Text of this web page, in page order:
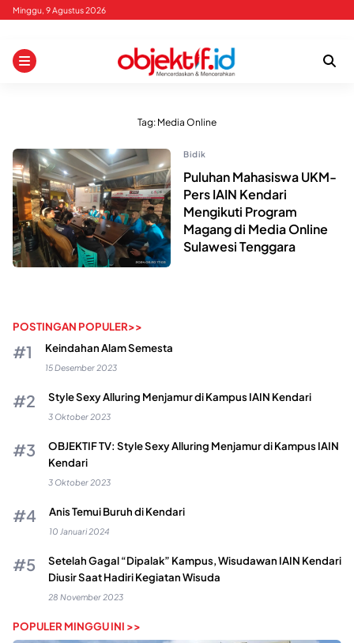
Skip
content
Minggu, 9 Agustus 2026
Tag: Media Online
Bidik
Puluhan Mahasiswa UKM-
Pers IAIN Kendari
Mengikuti Program
Magang di Media Online
Sulawesi Tenggara
POSTINGAN POPULER>>
Keindahan Alam Semesta
15 Desember 2023
Style Sexy Alluring Menjamur di Kampus IAIN Kendari
3 Oktober 2023
OBJEKTIF TV: Style Sexy Alluring Menjamur di Kampus IAIN
Kendari
3 Oktober 2023
Anis Temui Buruh di Kendari
10 Januari 2024
Setelah Gagal “Dipalak” Kampus, Wisudawan IAIN Kendari
Diusir Saat Hadiri Kegiatan Wisuda
28 November 2023
POPULER MINGGU INI >>